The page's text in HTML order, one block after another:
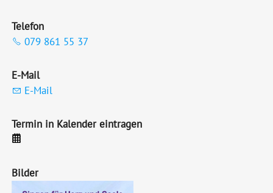
Telefon
079 861 55 37
E-Mail
E-Mail
Termin in Kalender eintragen
Bilder